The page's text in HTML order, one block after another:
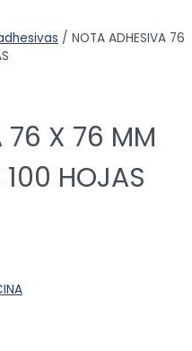
/ NOTA ADHESIVA 76
76 X 76 MM
100 HOJAS